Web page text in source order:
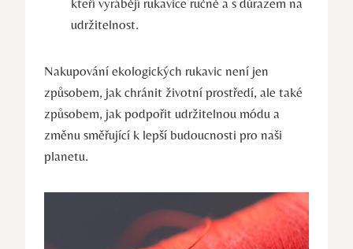
kteří vyrábějí rukavice ručně a s ⁤důrazem na
udržitelnost.
Nakupování ekologických rukavic není jen
způsobem, jak chránit životní prostředí, ale také
způsobem, jak podpořit udržitelnou módu a
změnu směřující k lepší ​budoucnosti⁢ pro naši
planetu.